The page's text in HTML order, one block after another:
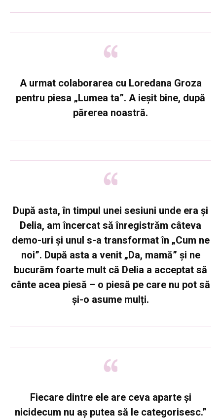
A urmat colaborarea cu Loredana Groza
pentru piesa „Lumea ta”. A ieșit bine, după
părerea noastră.
După asta, în timpul unei sesiuni unde era și
Delia, am încercat să înregistrăm câteva
demo-uri și unul s-a transformat în „Cum ne
noi”. După asta a venit „Da, mamă” și ne
bucurăm foarte mult că Delia a acceptat să
cânte acea piesă – o piesă pe care nu pot să
și-o asume mulți.
Fiecare dintre ele are ceva aparte și
nicidecum nu aș putea să le categorisesc.”